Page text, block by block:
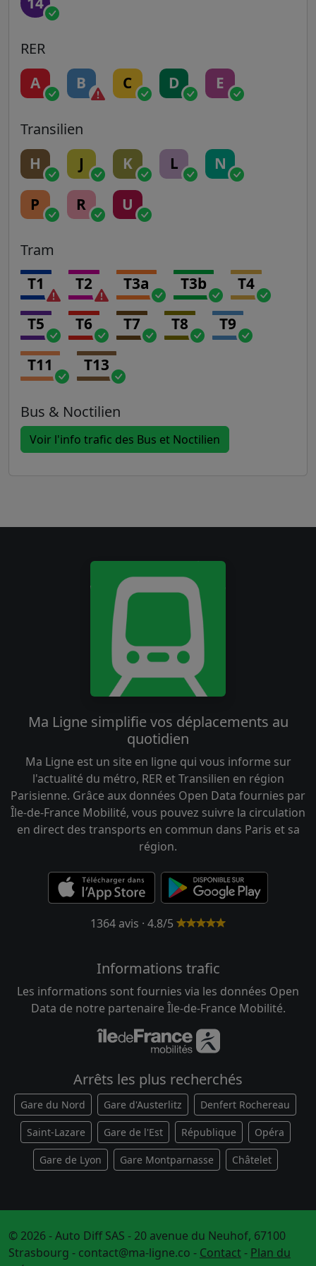
RER
A B C D E
Transilien
H J K L N
P R U
Tram
T1 T2 T3a T3b T4
T5 T6 T7 T8 T9
T11 T13
Bus & Noctilien
Voir l'info trafic des Bus et Noctilien
Ma Ligne simplifie vos déplacements au
quotidien
Ma Ligne est un site en ligne qui vous informe sur
l'actualité du métro, RER et Transilien en région
Parisienne. Grâce aux données Open Data fournies par
Île-de-France Mobilité, vous pouvez suivre la circulation
en direct des transports en commun dans Paris et sa
région.
1364 avis · 4.8/5
Informations trafic
Les informations sont fournies via les données Open
Data de notre partenaire Île-de-France Mobilité.
Arrêts les plus recherchés
Gare du Nord Gare d'Austerlitz Denfert Rochereau
Saint-Lazare Gare de l'Est République Opéra
Gare de Lyon Gare Montparnasse Châtelet
© 2026 - Auto Diff SAS - 20 avenue du Neuhof, 67100
Strasbourg - contact@ma-ligne.co - Contact- Plan du